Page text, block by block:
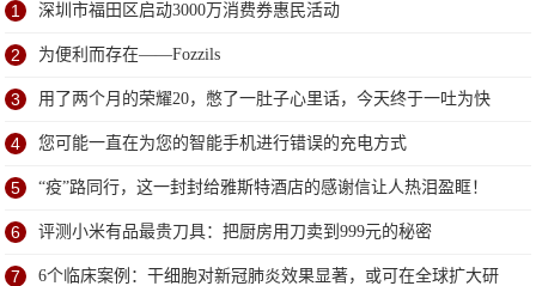
1 深圳市福田区启动3000万消费券惠民活动
2 为便利而存在——Fozzils
3 用了两个月的荣耀20，憋了一肚子心里话，今天终于一吐为快
4 您可能一直在为您的智能手机进行错误的充电方式
5 “疫”路同行，这一封封给雅斯特酒店的感谢信让人热泪盈眶！
6 评测小米有品最贵刀具：把厨房用刀卖到999元的秘密
7 6个临床案例：干细胞对新冠肺炎效果显著，或可在全球扩大研